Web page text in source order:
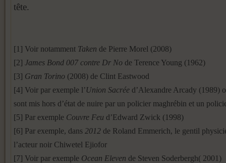
tête.
[1] Voir notamment Taken de Pierre Morel (2008)
[2] James Bond 007 contre Dr No de Terence Young (1962)
[3] Gran Torino (2008) de Clint Eastwood
[4] Voir par exemple l’Union Sacrée d’Alexandre Arcady (1989)
sont mis hors d’état de nuire par un policier maghrébin et un
[5] Par exemple Couvre Feu d’Edward Zwick (1998)
[6] Par exemple, dans 2012 de Roland Emmerich, le gentil
l’acteur noir Chiwetel Ejiofor
[7] Voir par exemple Ocean Eleven de Steven Soderbergh( 2001)